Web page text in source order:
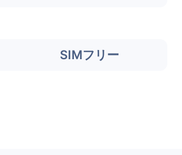
SIMフリー